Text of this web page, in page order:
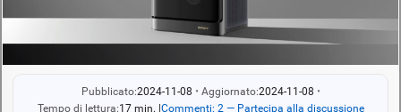
Pubblicato:2024-11-08 • Aggiornato:2024-11-08 •
Tempo di lettura:17 min. |Commenti: 2 — Partecipa alla discussione